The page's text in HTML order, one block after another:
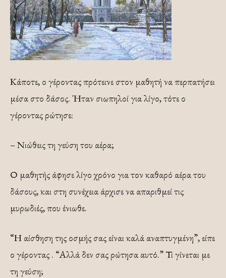
Κάποτε, ο γέροντας πρότεινε στον μαθητή να περπατήσει
μέσα στο δάσος. Ήταν σιωπηλοί για λίγο, τότε ο
γέροντας ρώτησε:
– Νιώθεις τη γεύση του αέρα;
Ο μαθητής άφησε λίγο χρόνο για τον καθαρό αέρα του
δάσους, και στη συνέχεια άρχισε να απαριθμεί τις
μυρωδιές, που ένιωθε.
“Η αίσθηση της οσμής σας είναι καλά αναπτυγμένη”, είπε
ο γέροντας . “Αλλά δεν σας ρώτησα αυτό.” Τι γίνεται με
τη γεύση;